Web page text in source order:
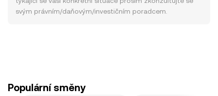
svým právním/daňovým/investičním poradcem.
Populární směny